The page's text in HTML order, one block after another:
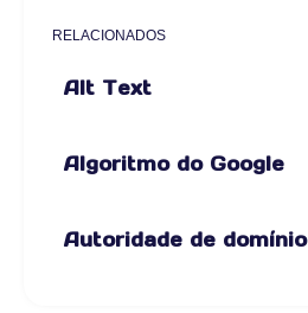
RELACIONADOS
Alt Text
Algoritmo do Google
Autoridade de domínio